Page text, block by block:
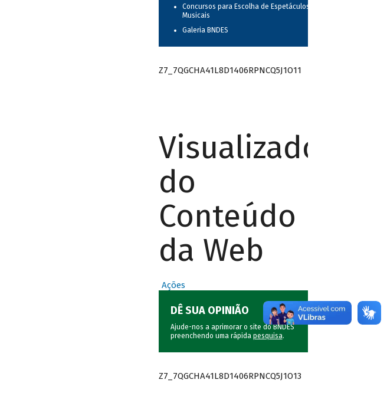
Concursos para Escolha de Espetáculos
Musicais
Galeria BNDES
Z7_7QGCHA41L8D1406RPNCQ5J1O11
Visualizador
do
Conteúdo
da Web
Ações
DÊ SUA OPINIÃO
Ajude-nos a aprimorar o site do BNDES
preenchendo uma rápida pesquisa.
Z7_7QGCHA41L8D1406RPNCQ5J1O13